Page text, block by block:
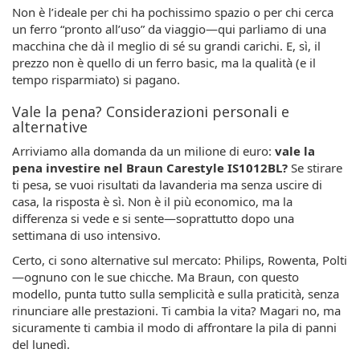
Non è l’ideale per chi ha pochissimo spazio o per chi cerca
un ferro “pronto all’uso” da viaggio—qui parliamo di una
macchina che dà il meglio di sé su grandi carichi. E, sì, il
prezzo non è quello di un ferro basic, ma la qualità (e il
tempo risparmiato) si pagano.
Vale la pena? Considerazioni personali e
alternative
Arriviamo alla domanda da un milione di euro: vale la
pena investire nel Braun Carestyle IS1012BL? Se stirare
ti pesa, se vuoi risultati da lavanderia ma senza uscire di
casa, la risposta è sì. Non è il più economico, ma la
differenza si vede e si sente—soprattutto dopo una
settimana di uso intensivo.
Certo, ci sono alternative sul mercato: Philips, Rowenta, Polti
—ognuno con le sue chicche. Ma Braun, con questo
modello, punta tutto sulla semplicità e sulla praticità, senza
rinunciare alle prestazioni. Ti cambia la vita? Magari no, ma
sicuramente ti cambia il modo di affrontare la pila di panni
del lunedì.